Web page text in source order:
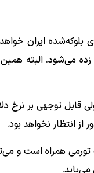
بلوکه‌شده ایران
شده ایران بیش از ۱۰۰ میلیارد دلار
قابل توجهی بر نرخ
همراه است و
می‌یابد.